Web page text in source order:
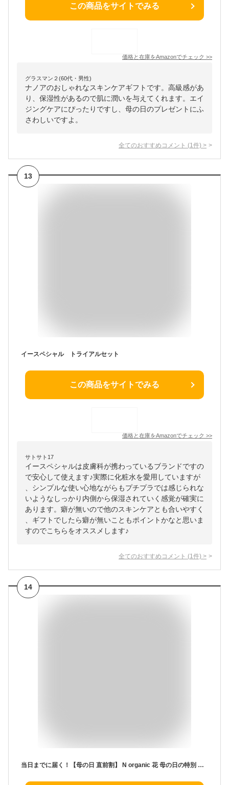
この商品をサイトでみる
価格と在庫をAmazonでチェック >>
グラスマン２(60代・男性)
ナノアのおしゃれなスキンケアギフトです。高級感があ
り、保湿性があるので肌に潤いを与えてくれます。エイ
ジングケアにぴったりですし、母の日のプレゼントにふ
さわしいですよ。
全てのおすすめコメント (1 件) >
13
イースペシャル トライアルセット
この商品をサイトでみる
価格と在庫をAmazonでチェック >>
サトサト17
イースペシャルは皮膚科が携わっているブランドですの
で安心して使えます♪実際に化粧水を愛用していますが
、シンプルな使い心地ながらもプチプラでは感じられな
いようなしっかり内側から保湿されていく感覚が確実に
あります。癖が無いので他のスキンケアとも合いやすく
、ギフトでしたら癖が無いこともポイントかなと思いま
すのでこちらをオススメします♪
全てのおすすめコメント (1 件) >
14
当日までに届く！【母の日 直前割】 N organic 花 母の日の特別 セット 選べるスキンケア 3シリーズ登場。 お花デザインBOX 選べる Nオーガニック | コスメセット プレゼント スキンケアセット ギフト 2025花以外 母 義母 おしゃれ ギフトセット 化粧水 乳液